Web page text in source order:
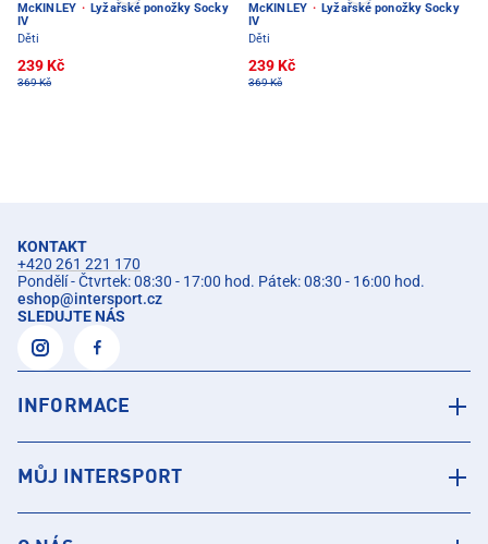
McKINLEY · Lyžařské ponožky Socky
IV
Děti
239 Kč
369 Kč
McKINLEY · Lyžařské ponožky Socky
IV
Děti
239 Kč
369 Kč
KONTAKT
+420 261 221 170
Pondělí - Čtvrtek: 08:30 - 17:00 hod. Pátek: 08:30 - 16:00 hod.
eshop@intersport.cz
SLEDUJTE NÁS
INFORMACE
MŮJ INTERSPORT